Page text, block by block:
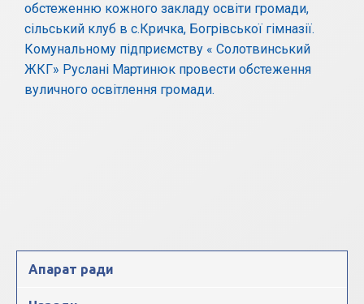
обстеженню кожного закладу освіти громади,
сільський клуб в с.Кричка, Богрівської гімназії.
Комунальному підприємству « Солотвинський
ЖКГ» Руслані Мартинюк провести обстеження
вуличного освітлення громади.
Апарат ради